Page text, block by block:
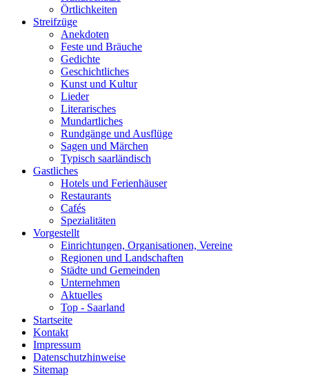
Örtlichkeiten
Streifzüge
Anekdoten
Feste und Bräuche
Gedichte
Geschichtliches
Kunst und Kultur
Lieder
Literarisches
Mundartliches
Rundgänge und Ausflüge
Sagen und Märchen
Typisch saarländisch
Gastliches
Hotels und Ferienhäuser
Restaurants
Cafés
Spezialitäten
Vorgestellt
Einrichtungen, Organisationen, Vereine
Regionen und Landschaften
Städte und Gemeinden
Unternehmen
Aktuelles
Top - Saarland
Startseite
Kontakt
Impressum
Datenschutzhinweise
Sitemap